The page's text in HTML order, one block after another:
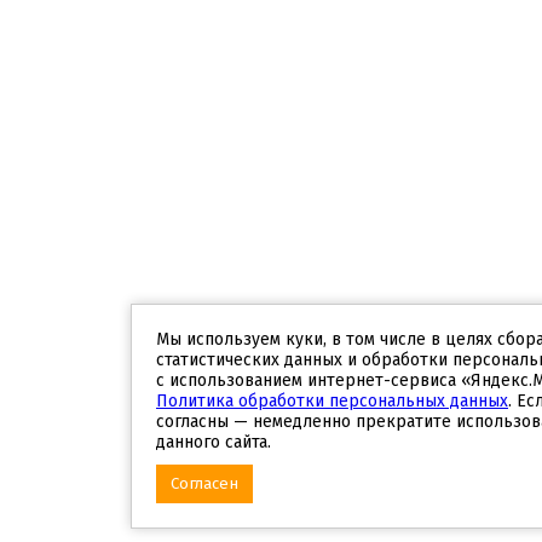
Мы используем куки, в том числе в целях
статистических данных и обработки
с использованием интернет-сервиса
Политика обработки персональных данных.
согласны — немедленно прекратите
данного сайта.
Согласен